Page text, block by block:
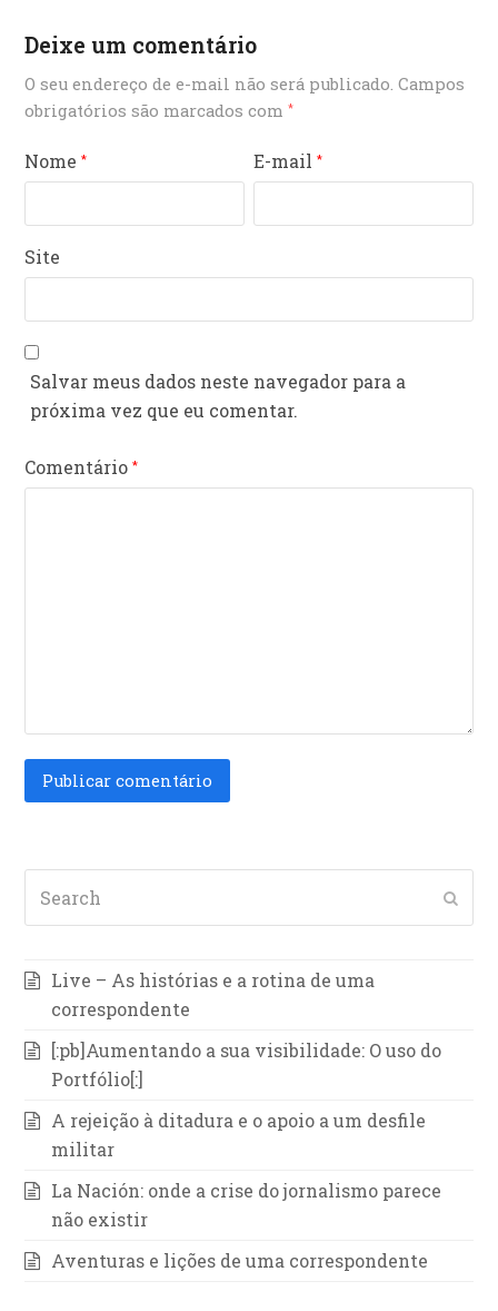
Deixe um comentário
O seu endereço de e-mail não será publicado. Campos
obrigatórios são marcados com*
Nome* E-mail*
Site
Salvar meus dados neste navegador para a
próxima vez que eu comentar.
Comentário*
Live – As histórias e a rotina de uma
correspondente
[:pb]Aumentando a sua visibilidade: O uso do
Portfólio[:]
A rejeição à ditadura e o apoio a um desfile
militar
La Nación: onde a crise do jornalismo parece
não existir
Aventuras e lições de uma correspondente